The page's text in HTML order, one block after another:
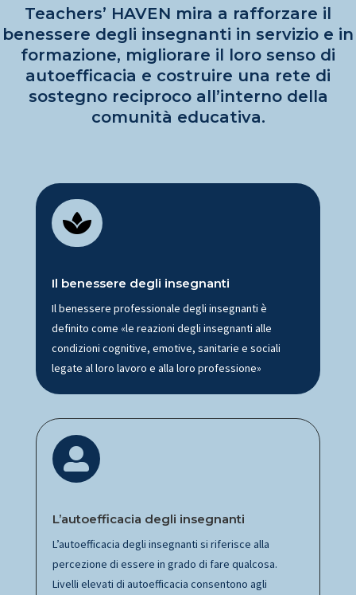
Teachers’ HAVEN mira a rafforzare il
benessere degli insegnanti in servizio e in
formazione, migliorare il loro senso di
autoefficacia e costruire una rete di
sostegno reciproco all’interno della
comunità educativa.

Il benessere degli insegnanti
Il benessere professionale degli insegnanti è
definito come «le reazioni degli insegnanti alle
condizioni cognitive, emotive, sanitarie e sociali
legate al loro lavoro e alla loro professione»

L’autoefficacia degli insegnanti
L’autoefficacia degli insegnanti si riferisce alla
percezione di essere in grado di fare qualcosa.
Livelli elevati di autoefficacia consentono agli